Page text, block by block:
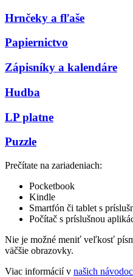
Hrnčeky a fľaše
Papiernictvo
Zápisníky a kalendáre
Hudba
LP platne
Puzzle
Prečítate na zariadeniach:
Pocketbook
Kindle
Smartfón či tablet s
Počítač s príslušnou
Nie je možné meniť veľkosť
väčšie obrazovky.
Viac informácií v našich